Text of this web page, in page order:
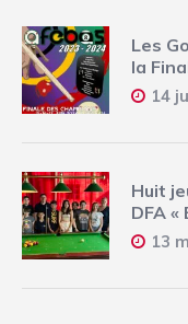
Les
la
14
Huit
DFA
13